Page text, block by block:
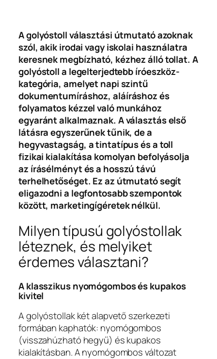
A golyóstoll választási útmutató azoknak
szól, akik irodai vagy iskolai használatra
keresnek megbízható, kézhez álló tollat. A
golyóstoll a legelterjedtebb íróeszköz-
kategória, amelyet napi szintű
dokumentumíráshoz, aláíráshoz és
folyamatos kézzel való munkához
egyaránt alkalmaznak. A választás első
látásra egyszerűnek tűnik, de a
hegyvastagság, a tintatípus és a toll
fizikai kialakítása komolyan befolyásolja
az írásélményt és a hosszú távú
terhelhetőséget. Ez az útmutató segít
eligazodni a legfontosabb szempontok
között, marketingígéretek nélkül.
Milyen típusú golyóstollak
léteznek, és melyiket
érdemes választani?
A klasszikus nyomógombos és kupakos
kivitel
A golyóstollak két alapvető szerkezeti
formában kaphatók: nyomógombos
(visszahúzható hegyű) és kupakos
kialakításban. A nyomógombos változat